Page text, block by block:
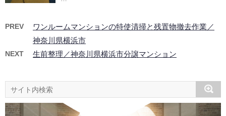
PREV
ワンルームマンションの特使清掃と残置物撤去作業／
神奈川県横浜市
NEXT 生前整理／神奈川県横浜市分譲マンション